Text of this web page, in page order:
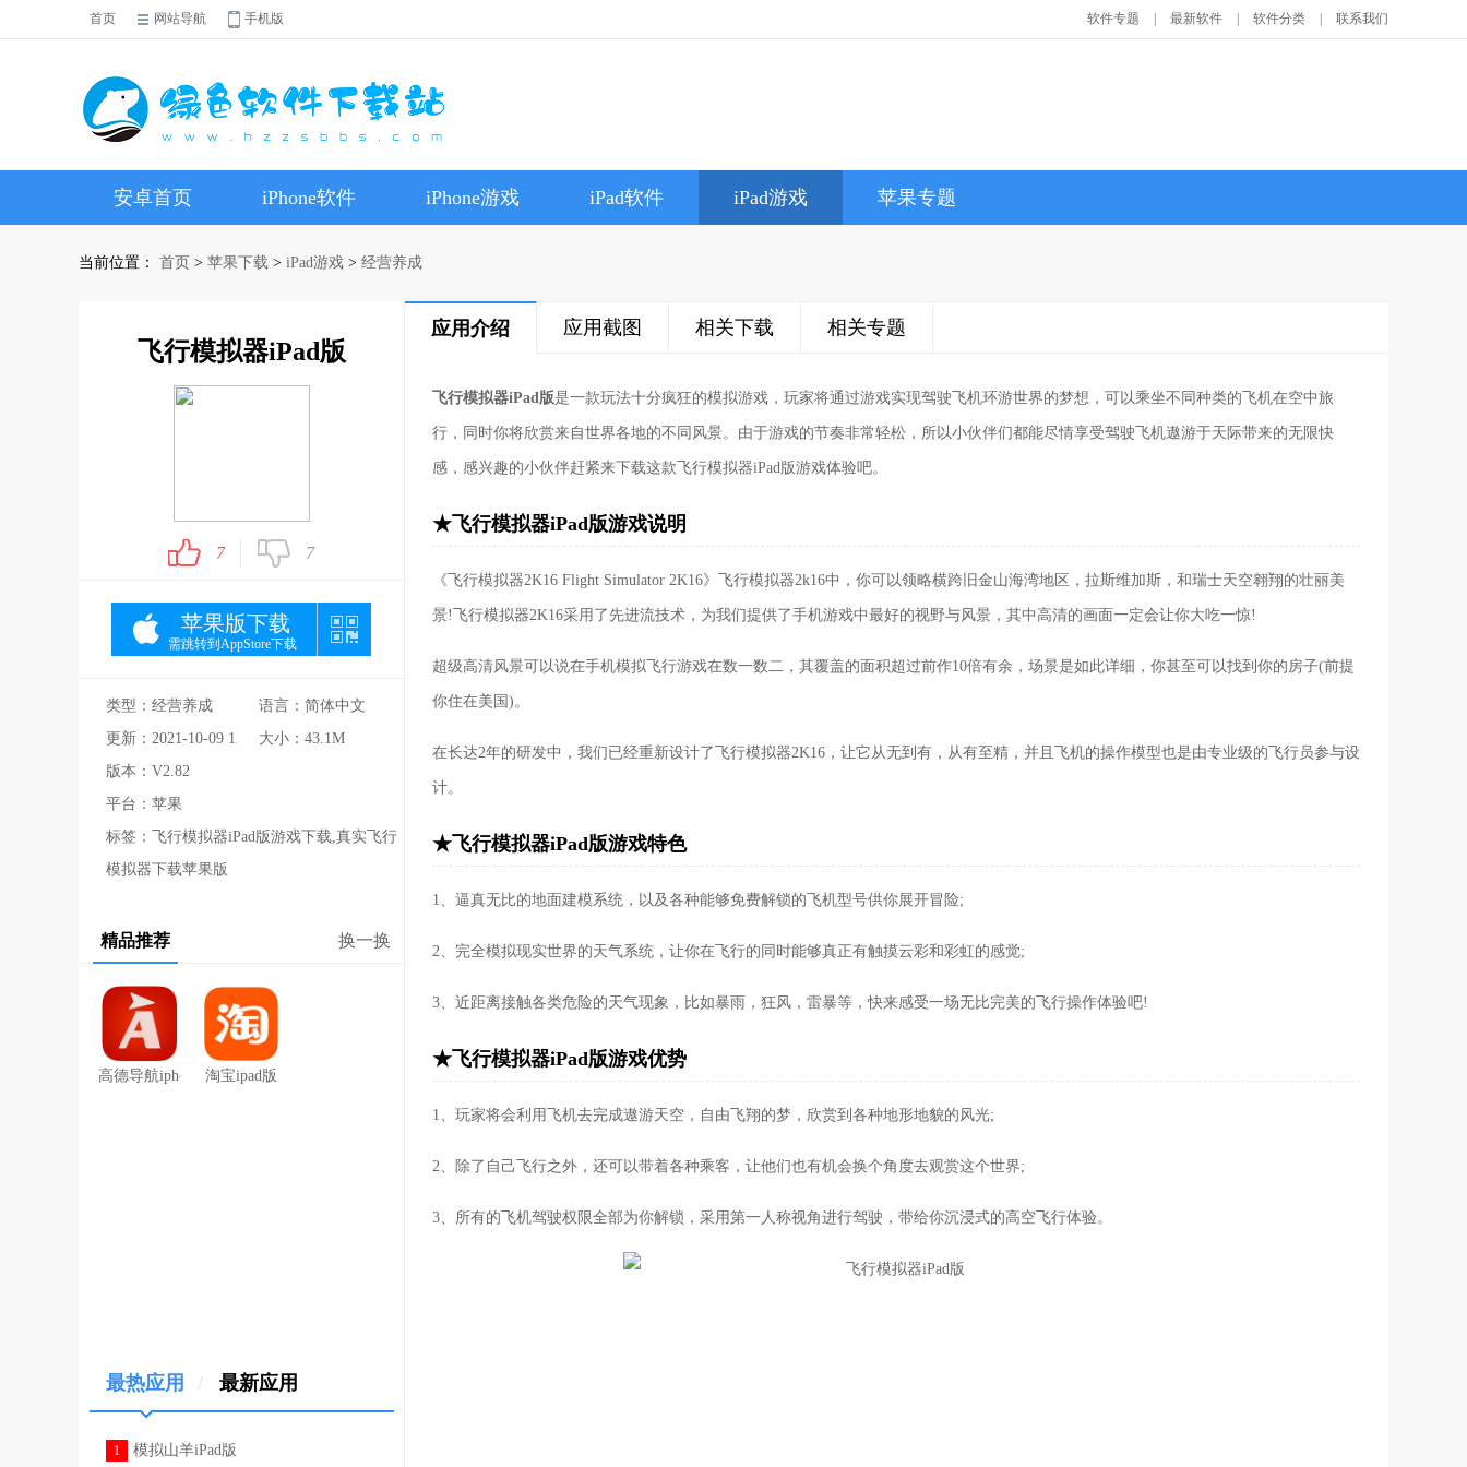
首页 网站导航 手机版 软件专题 最新软件 软件分类 联系我们
安卓首页 iPhone软件 iPhone游戏 iPad软件 iPad游戏 苹果专题
当前位置： 首页 > 苹果下载 > iPad游戏 > 经营养成
飞行模拟器iPad版
7 7
苹果版下载
需跳转到AppStore下载
类型：经营养成
语言：简体中文
更新：2021-10-09 12:12:05大小：43.1M
版本：V2.82
平台：苹果
标签：飞行模拟器iPad版游戏下载,真实飞行
模拟器下载苹果版
精品推荐 换一换
高德导航iphone版淘宝ipad版
最热应用 / 最新应用
1 模拟山羊iPad版
应用介绍 应用截图 相关下载 相关专题
飞行模拟器iPad版是一款玩法十分疯狂的模拟游戏，玩家将通过游戏实现驾驶飞机环游世界的梦想，可以乘坐不同种类的飞机在空中旅
行，同时你将欣赏来自世界各地的不同风景。由于游戏的节奏非常轻松，所以小伙伴们都能尽情享受驾驶飞机遨游于天际带来的无限快
感，感兴趣的小伙伴赶紧来下载这款飞行模拟器iPad版游戏体验吧。
★飞行模拟器iPad版游戏说明
《飞行模拟器2K16 Flight Simulator 2K16》飞行模拟器2k16中，你可以领略横跨旧金山海湾地区，拉斯维加斯，和瑞士天空翱翔的壮丽美
景!飞行模拟器2K16采用了先进流技术，为我们提供了手机游戏中最好的视野与风景，其中高清的画面一定会让你大吃一惊!
超级高清风景可以说在手机模拟飞行游戏在数一数二，其覆盖的面积超过前作10倍有余，场景是如此详细，你甚至可以找到你的房子(前提
你住在美国)。
在长达2年的研发中，我们已经重新设计了飞行模拟器2K16，让它从无到有，从有至精，并且飞机的操作模型也是由专业级的飞行员参与设
计。
★飞行模拟器iPad版游戏特色
1、逼真无比的地面建模系统，以及各种能够免费解锁的飞机型号供你展开冒险;
2、完全模拟现实世界的天气系统，让你在飞行的同时能够真正有触摸云彩和彩虹的感觉;
3、近距离接触各类危险的天气现象，比如暴雨，狂风，雷暴等，快来感受一场无比完美的飞行操作体验吧!
★飞行模拟器iPad版游戏优势
1、玩家将会利用飞机去完成遨游天空，自由飞翔的梦，欣赏到各种地形地貌的风光;
2、除了自己飞行之外，还可以带着各种乘客，让他们也有机会换个角度去观赏这个世界;
3、所有的飞机驾驶权限全部为你解锁，采用第一人称视角进行驾驶，带给你沉浸式的高空飞行体验。